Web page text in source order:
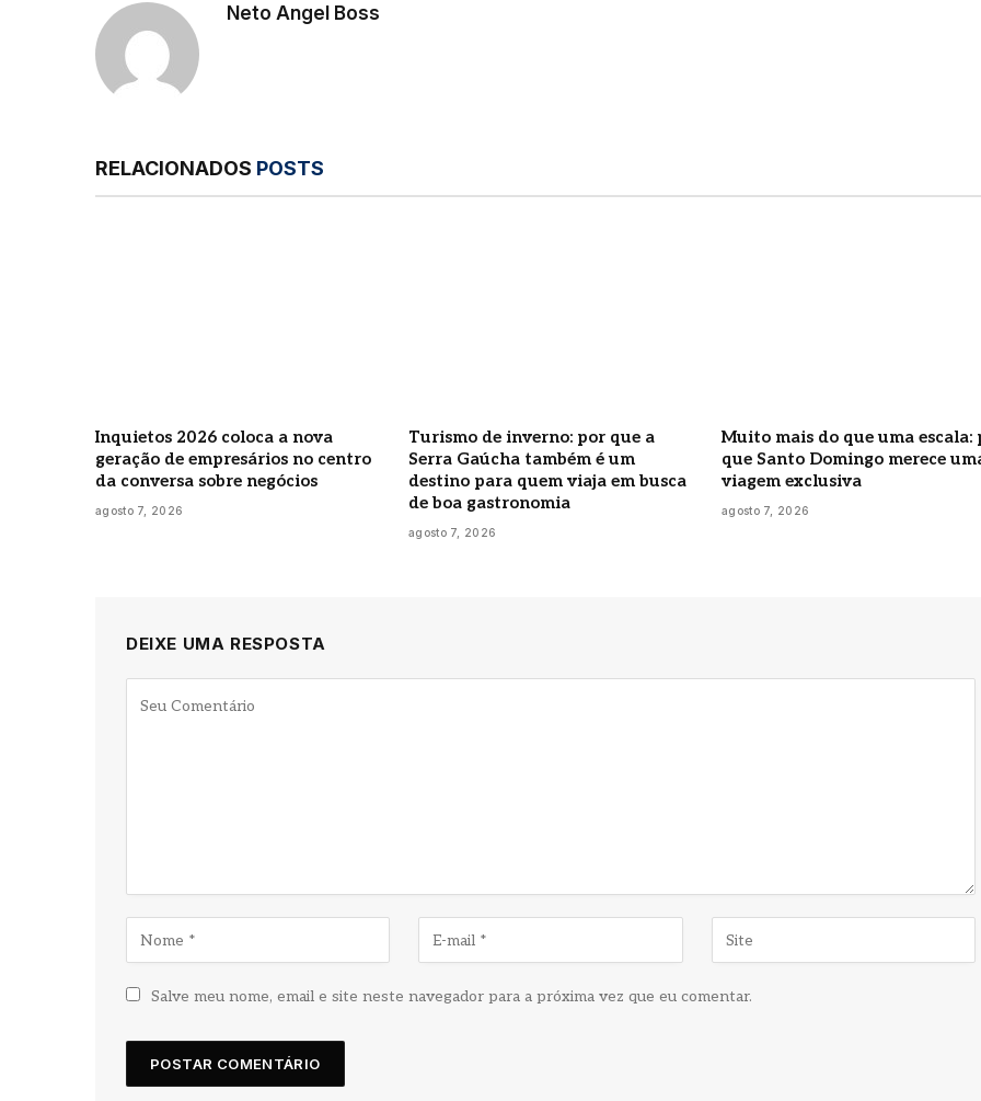
Neto Angel Boss
RELACIONADOS POSTS
Inquietos 2026 coloca a nova
geração de empresários no centro
da conversa sobre negócios
agosto 7, 2026
Turismo de inverno: por que a
Serra Gaúcha também é um
destino para quem viaja em busca
de boa gastronomia
agosto 7, 2026
Muito mais do que uma escala:
que Santo Domingo merece
viagem exclusiva
agosto 7, 2026
DEIXE UMA RESPOSTA
Salve meu nome, email e site neste navegador para a próxima vez que eu comentar.